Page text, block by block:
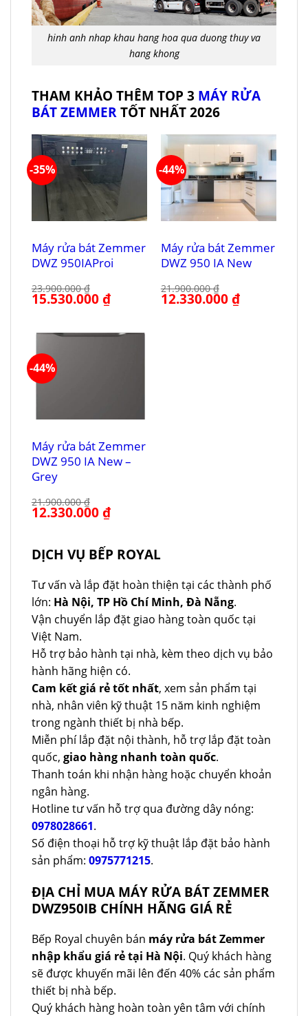
hinh anh nhap khau hang hoa qua duong thuy va
hang khong
THAM KHẢO THÊM TOP 3 MÁY RỬA
BÁT ZEMMERTỐT NHẤT 2026
-35%
Máy rửa bát Zemmer
DWZ 950IAProi
23.900.000₫
Giá
gốc
15.530.000₫Giá
hiện
15.530.000 ₫.
-44%
Máy rửa bát Zemmer
DWZ 950 IA New
21.900.000₫
Giá
gốc
12.330.000₫Giá
hiện
-44%
Máy rửa bát Zemmer
DWZ 950 IA New –
Grey
21.900.000₫
Giá
gốc
12.330.000₫Giá
hiện
DỊCH VỤ BẾP ROYAL
Tư vấn và lắp đặt hoàn thiện tại các thành phố
lớn: Hà Nội, TP Hồ Chí Minh, Đà Nẵng.
Vận chuyển lắp đặt giao hàng toàn quốc tại
Việt Nam.
Hỗ trợ bảo hành tại nhà, kèm theo dịch vụ bảo
hành hãng hiện có.
Cam kết giá rẻ tốt nhất, xem sản phẩm tại
nhà, nhân viên kỹ thuật 15 năm kinh nghiệm
trong ngành thiết bị nhà bếp.
Miễn phí lắp đặt nội thành, hỗ trợ lắp đặt toàn
quốc, giao hàng nhanh toàn quốc.
Thanh toán khi nhận hàng hoặc chuyển khoản
ngân hàng.
Hotline tư vấn hỗ trợ qua đường dây nóng:
0978028661.
Số điện thoại hỗ trợ kỹ thuật lắp đặt bảo hành
sản phẩm: 0975771215.
ĐỊA CHỈ MUA MÁY RỬA BÁT ZEMMER
DWZ950IB CHÍNH HÃNG GIÁ RẺ
Bếp Royal chuyên bán máy rửa bát Zemmer
nhập khẩu giá rẻ tại Hà Nội. Quý khách hàng
sẽ được khuyến mãi lên đến 40% các sản phẩm
thiết bị nhà bếp.
Quý khách hàng hoàn toàn yên tâm với chính